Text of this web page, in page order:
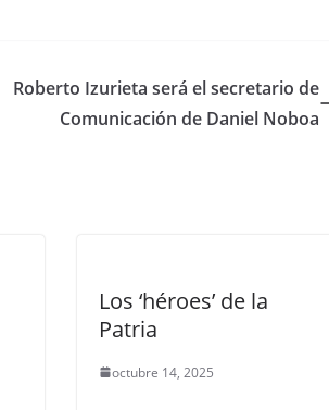
Roberto Izurieta será el secretario de
Comunicación de Daniel Noboa
Los ‘héroes’ de la
Patria
octubre 14, 2025